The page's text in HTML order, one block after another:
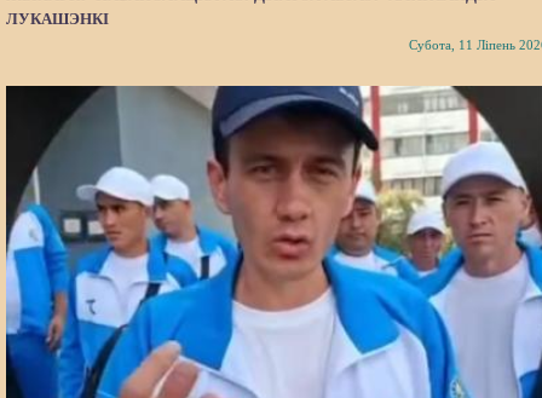
ЛУКАШЭНКІ
Субота, 11 Ліпень